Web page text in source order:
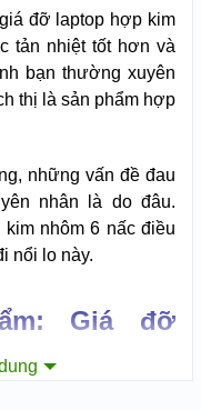
đỡ laptop hợp kim
tản nhiệt tốt hơn và
bạn thường xuyên
thị là sản phẩm hợp
những vấn đề đau
nhân là do đâu.
nhôm 6 nấc điều
nổi lo này.
Giá đỡ
cao cấp 6